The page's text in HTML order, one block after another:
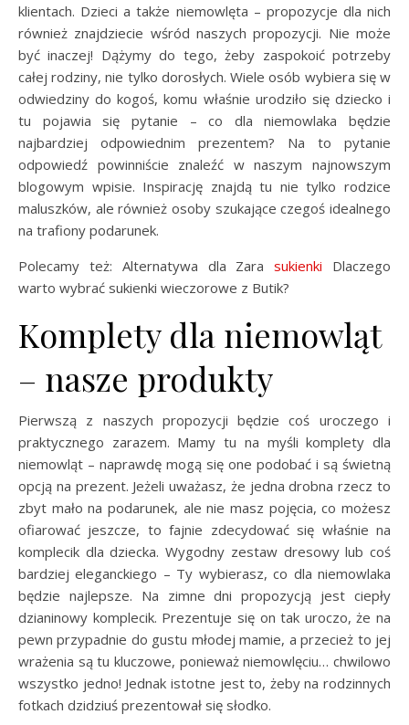
klientach. Dzieci a także niemowlęta – propozycje dla nich
również znajdziecie wśród naszych propozycji. Nie może
być inaczej! Dążymy do tego, żeby zaspokoić potrzeby
całej rodziny, nie tylko dorosłych. Wiele osób wybiera się w
odwiedziny do kogoś, komu właśnie urodziło się dziecko i
tu pojawia się pytanie – co dla niemowlaka będzie
najbardziej odpowiednim prezentem? Na to pytanie
odpowiedź powinniście znaleźć w naszym najnowszym
blogowym wpisie. Inspirację znajdą tu nie tylko rodzice
maluszków, ale również osoby szukające czegoś idealnego
na trafiony podarunek.
Polecamy też: Alternatywa dla Zarasukienki Dlaczego
warto wybrać sukienki wieczorowe z Butik?
Komplety dla niemowląt
– nasze produkty
Pierwszą z naszych propozycji będzie coś uroczego i
praktycznego zarazem. Mamy tu na myśli komplety dla
niemowląt – naprawdę mogą się one podobać i są świetną
opcją na prezent. Jeżeli uważasz, że jedna drobna rzecz to
zbyt mało na podarunek, ale nie masz pojęcia, co możesz
ofiarować jeszcze, to fajnie zdecydować się właśnie na
komplecik dla dziecka. Wygodny zestaw dresowy lub coś
bardziej eleganckiego – Ty wybierasz, co dla niemowlaka
będzie najlepsze. Na zimne dni propozycją jest ciepły
dzianinowy komplecik. Prezentuje się on tak uroczo, że na
pewn przypadnie do gustu młodej mamie, a przecież to jej
wrażenia są tu kluczowe, ponieważ niemowlęciu… chwilowo
wszystko jedno! Jednak istotne jest to, żeby na rodzinnych
fotkach dzidziuś prezentował się słodko.